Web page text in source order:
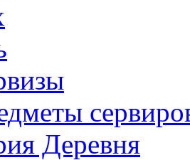
Деревня